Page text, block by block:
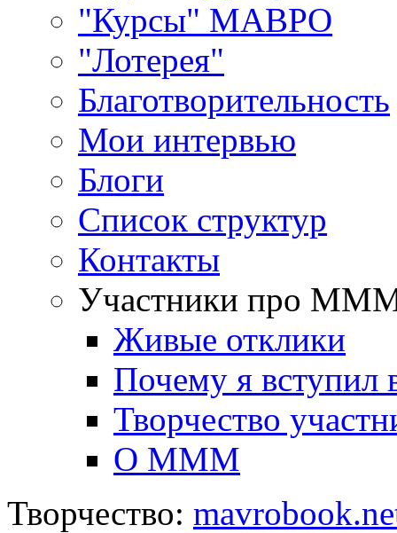
"Курсы" МАВРО
"Лотерея"
Благотворительность
Мои интервью
Блоги
Список структур
Контакты
Участники про
Живые отклики
Почему я
Творчество
О МММ
Творчество: